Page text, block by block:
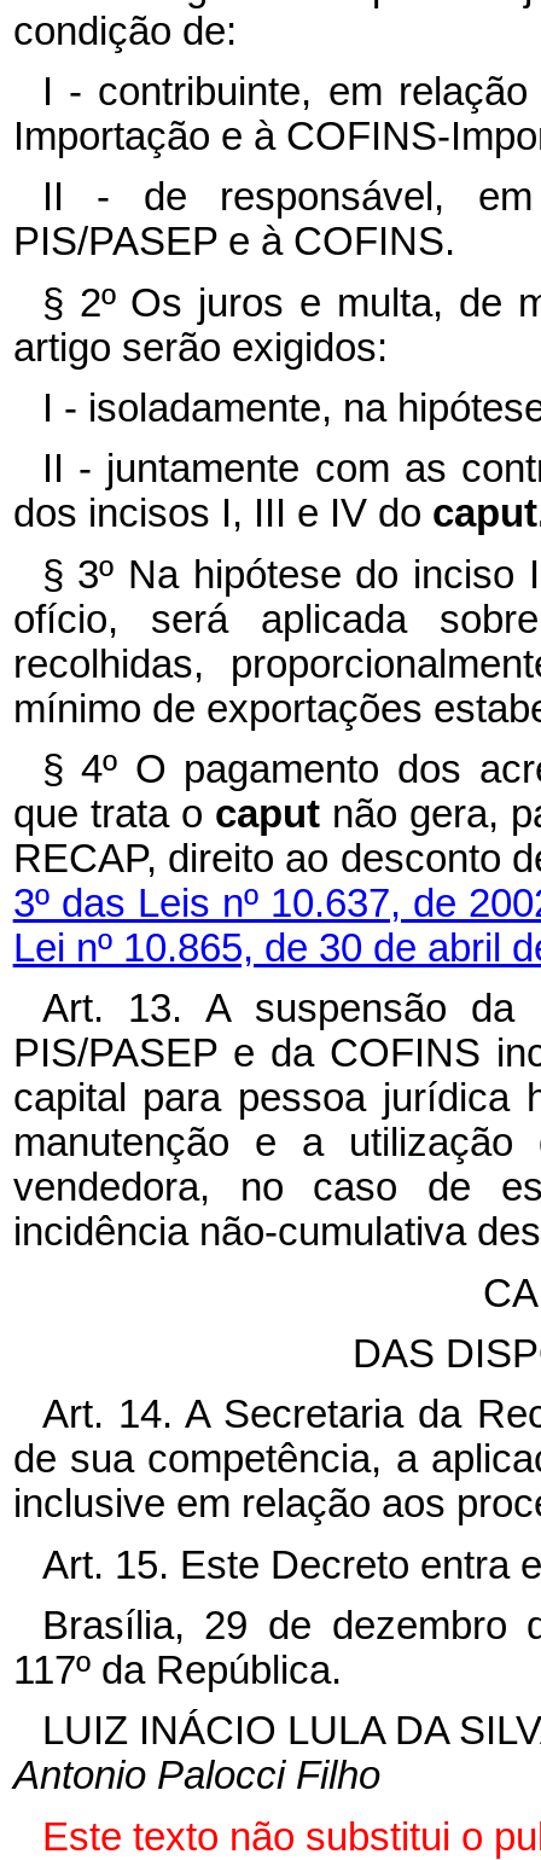
condição de:
I - contribuinte, em
Importação e à COFINS-
II - de responsável,
PIS/PASEP e à COFINS.
§ 2º Os juros e multa, de
artigo serão exigidos:
I - isoladamente, na
II - juntamente com as
dos incisos I, III e IV do
§ 3º Na hipótese do inciso
ofício, será aplicada
recolhidas,
mínimo de exportações
§ 4º O pagamento dos
que trata o caput não gera,
RECAP, direito ao desconto
3º das Leis nº 10.637, de
Lei nº 10.865, de 30 de abril
Art. 13. A suspensão da
PIS/PASEP e da COFINS
capital para pessoa jurídica
manutenção e a
vendedora, no caso de
incidência não-cumulativa
DAS
Art. 14. A Secretaria da
de sua competência, a
inclusive em relação aos
Art. 15. Este Decreto entra
Brasília, 29 de dezembro
117º da República.
LUIZ INÁCIO LULA DA
Antonio Palocci Filho
Este texto não substitui o